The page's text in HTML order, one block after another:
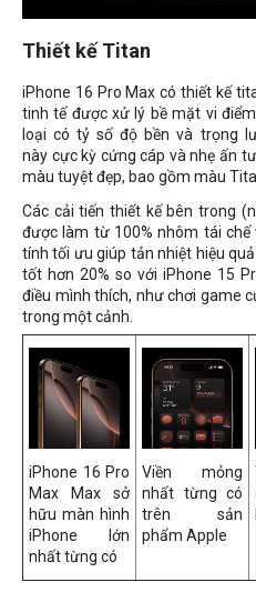
Thiết kế Titan
iPhone 16 Pro Max có thiết kế
tinh tế được xử lý bề mặt vi
loại có tỷ số độ bền và trọng
này cực kỳ cứng cáp và nhẹ ấn
màu tuyệt đẹp, bao gồm màu
Các cải tiến thiết kế bên trong
được làm từ 100% nhôm tái
tính tối ưu giúp tản nhiệt hiệu
tốt hơn 20% so với iPhone 15
điều mình thích, như chơi game
trong một cảnh.
iPhone 16 Pro
Max Max sở
hữu màn hình
iPhone lớn
nhất từng có
Viền mỏng
nhất từng có
trên sản
phẩm Apple